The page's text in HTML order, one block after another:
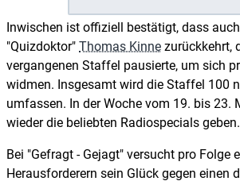
Inwischen ist offiziell bestätigt, dass auch
"Quizdoktor" Thomas Kinne zurückkehrt,
vergangenen Staffel pausierte, um sich
widmen. Insgesamt wird die Staffel 100
umfassen. In der Woche vom 19. bis 23.
wieder die beliebten Radiospecials geben.
Bei "Gefragt - Gejagt" versucht pro Folge
Herausforderern sein Glück gegen einen